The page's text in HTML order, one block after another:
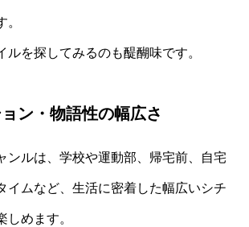
ルを探してみるのも醍醐味です。
ン・物語性の幅広さ
ンルは、学校や運動部、帰宅前、自宅
イムなど、生活に密着した幅広いシチ
しめます。